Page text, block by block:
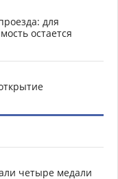
для
остается
четыре медали